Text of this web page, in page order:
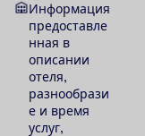
Информация
предоставле
нная в
описании
отеля,
разнообрази
е и время
услуг,